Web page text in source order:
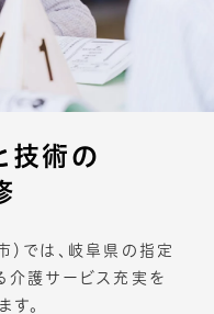
技術の
では、岐阜県の指定
介護サービス充実を
。